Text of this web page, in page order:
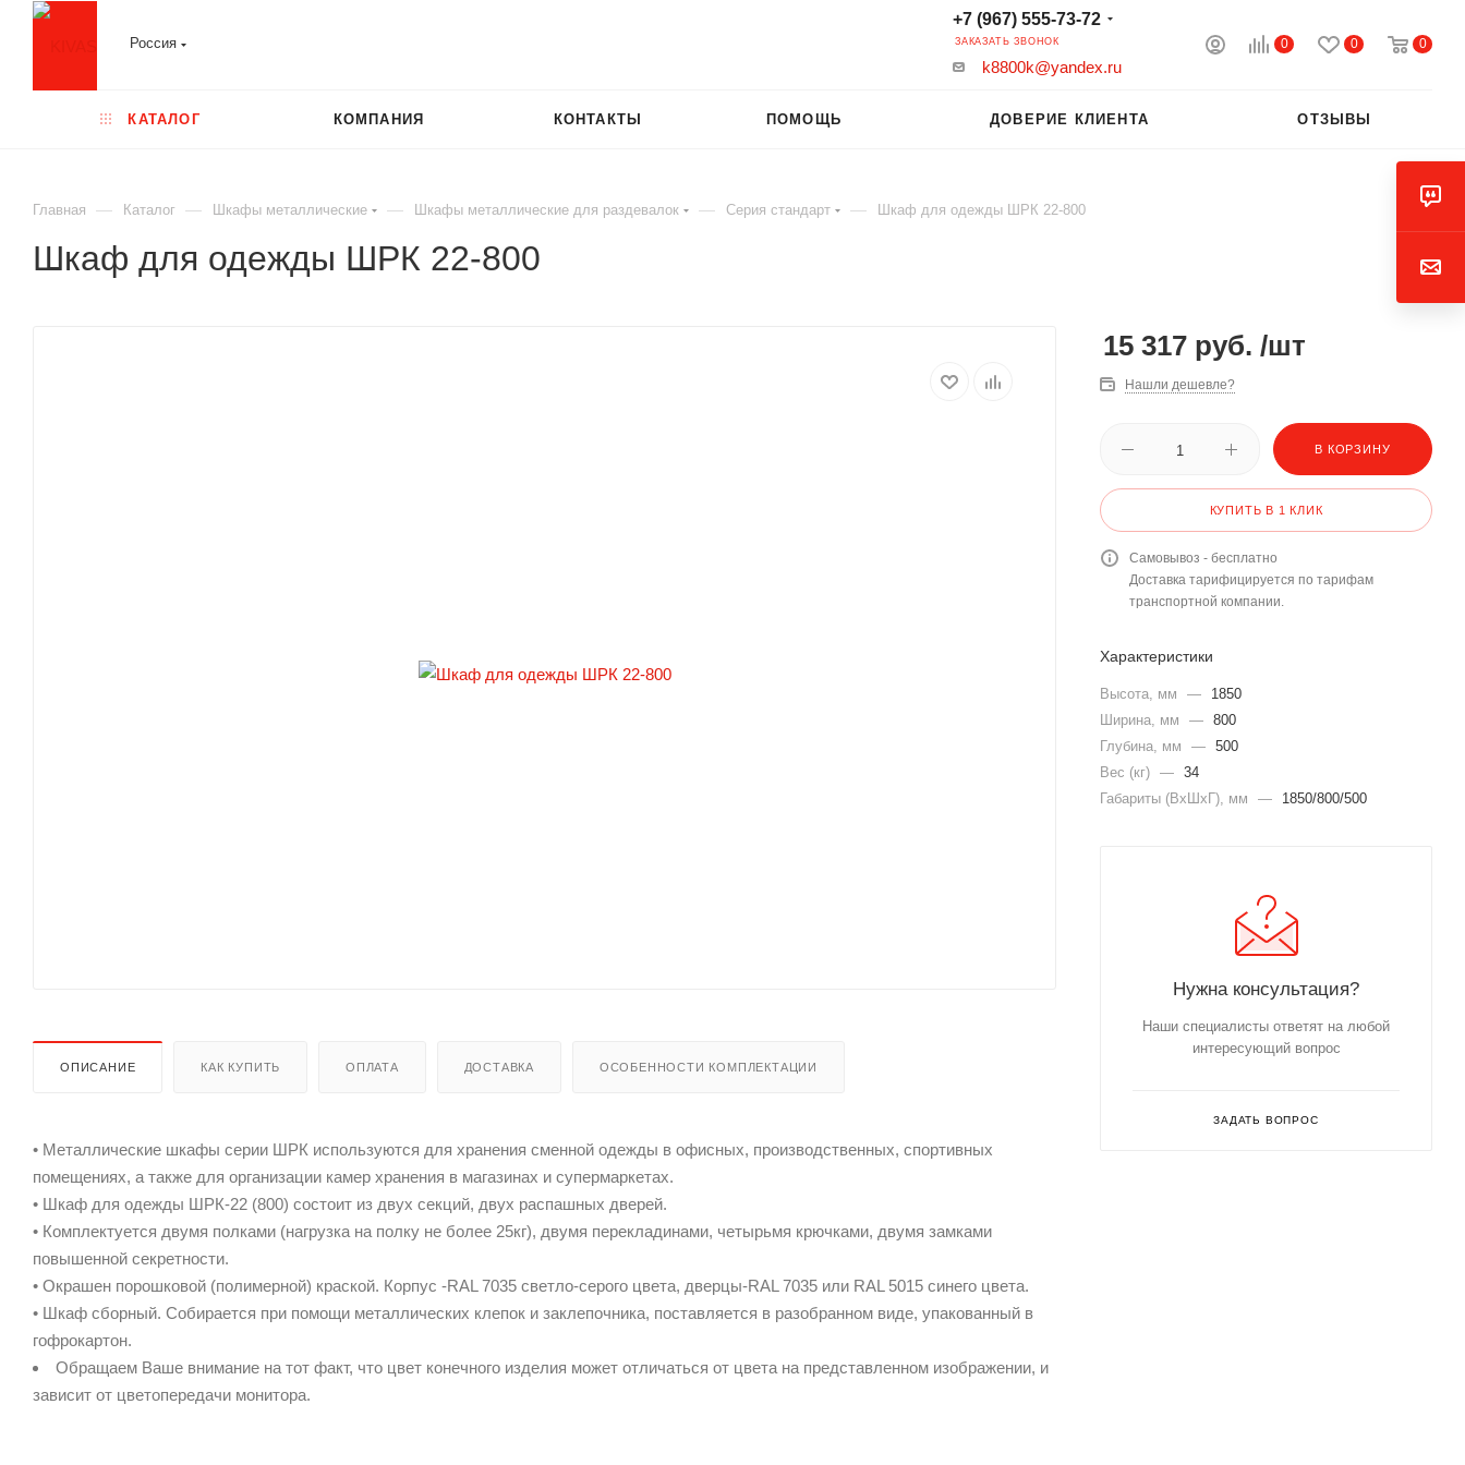
Россия 0 0 0
+7 (967) 555-73-72
ЗАКАЗАТЬ ЗВОНОК
k8800k@yandex.ru
КАТАЛОГ КОМПАНИЯ КОНТАКТЫ ПОМОЩЬ ДОВЕРИЕ КЛИЕНТА ОТЗЫВЫ
Главная — Каталог — Шкафы металлические — Шкафы металлические для раздевалок — Серия стандарт — Шкаф для одежды ШРК 22-800
Шкаф для одежды ШРК 22-800
ОПИСАНИЕ КАК КУПИТЬ ОПЛАТА ДОСТАВКА ОСОБЕННОСТИ КОМПЛЕКТАЦИИ
• Металлические шкафы серии ШРК используются для хранения сменной одежды в офисных, производственных, спортивных
помещениях, а также для организации камер хранения в магазинах и супермаркетах.
• Шкаф для одежды ШРК-22 (800) состоит из двух секций, двух распашных дверей.
• Комплектуется двумя полками (нагрузка на полку не более 25кг), двумя перекладинами, четырьмя крючками, двумя замками
повышенной секретности.
• Окрашен порошковой (полимерной) краской. Корпус -RAL 7035 светло-серого цвета, дверцы-RAL 7035 или RAL 5015 синего цвета.
• Шкаф сборный. Собирается при помощи металлических клепок и заклепочника, поставляется в разобранном виде, упакованный в
гофрокартон.
Обращаем Ваше внимание на тот факт, что цвет конечного изделия может отличаться от цвета на представленном изображении, и
зависит от цветопередачи монитора.
15 317 руб. /шт
Нашли дешевле?
В КОРЗИНУ
КУПИТЬ В 1 КЛИК
Самовывоз - бесплатно
Доставка тарифицируется по тарифам
транспортной компании.
Характеристики
Высота, мм —
1850
Ширина, мм
— 800
Глубина, мм
— 500
Вес (кг) — 34
Габариты (ВхШхГ), мм
— 1850/800/500
Нужна консультация?
Наши специалисты ответят на любой
интересующий вопрос
ЗАДАТЬ ВОПРОС